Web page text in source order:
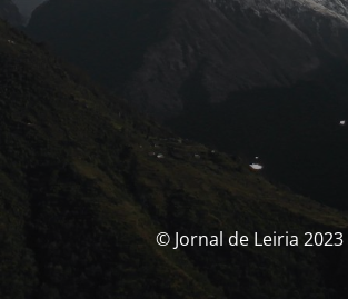
© Jornal de Leiria 2023